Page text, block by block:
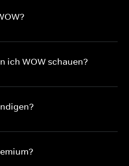
ich WOW schauen?